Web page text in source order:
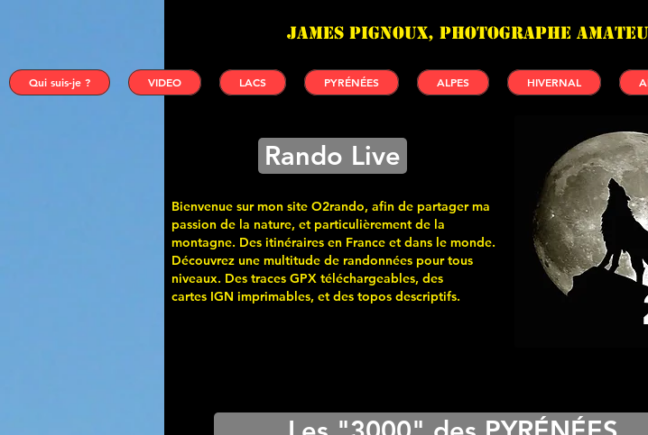
James PIGNOUX, photographe
Qui suis-je ? VIDEO LACS PYRÉNÉES ALPES HIVERNAL
Rando Live
Bienvenue sur mon site O2rando, afin de partager ma
passion de la nature, et particulièrement de la
montagne. Des itinéraires en France et dans le monde.
Découvrez une multitude de randonnées pour tous
niveaux. Des traces GPX téléchargeables, des
cartes IGN imprimables, et des topos descriptifs.